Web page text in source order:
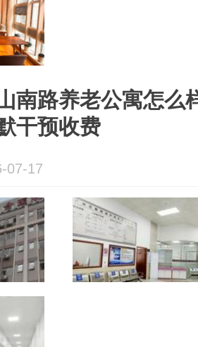
南路养老公寓怎么
干预收费
07-17